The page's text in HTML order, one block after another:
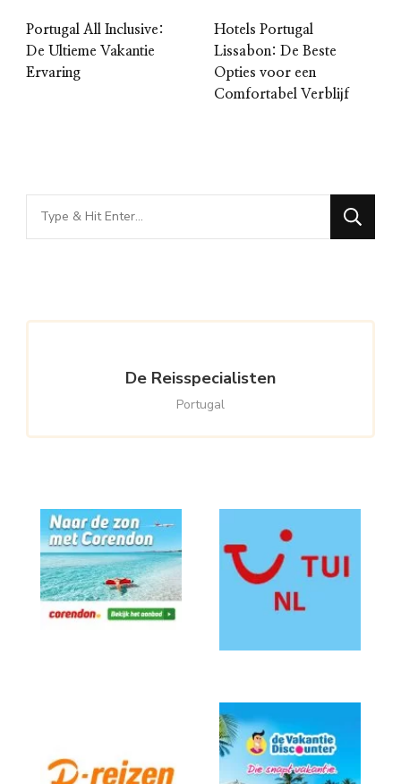
Portugal All Inclusive:
De Ultieme Vakantie
Ervaring
Hotels Portugal
Lissabon: De Beste
Opties voor een
Comfortabel Verblijf
Looking
for
De Reisspecialisten
Portugal